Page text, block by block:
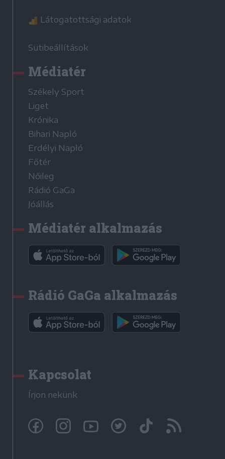
Látogatottsági adatok
Sütibeállítások
Médiatér
Székely Sport
Liget
Krónika
Bihari Napló
Erdélyi Napló
Főtér
Nőileg
Rádió GaGa
Jóállás
Médiatér alkalmazás
Rádió GaGa alkalmazás
Kapcsolat
Írjon nekünk